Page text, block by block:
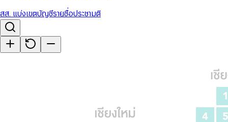
สส. แบ่งเขตบัญชีรายชื่อประชามติ